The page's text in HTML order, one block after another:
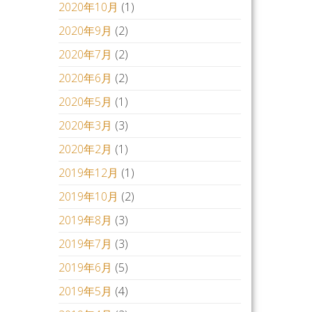
2020年10月 (1)
2020年9月 (2)
2020年7月 (2)
2020年6月 (2)
2020年5月 (1)
2020年3月 (3)
2020年2月 (1)
2019年12月 (1)
2019年10月 (2)
2019年8月 (3)
2019年7月 (3)
2019年6月 (5)
2019年5月 (4)